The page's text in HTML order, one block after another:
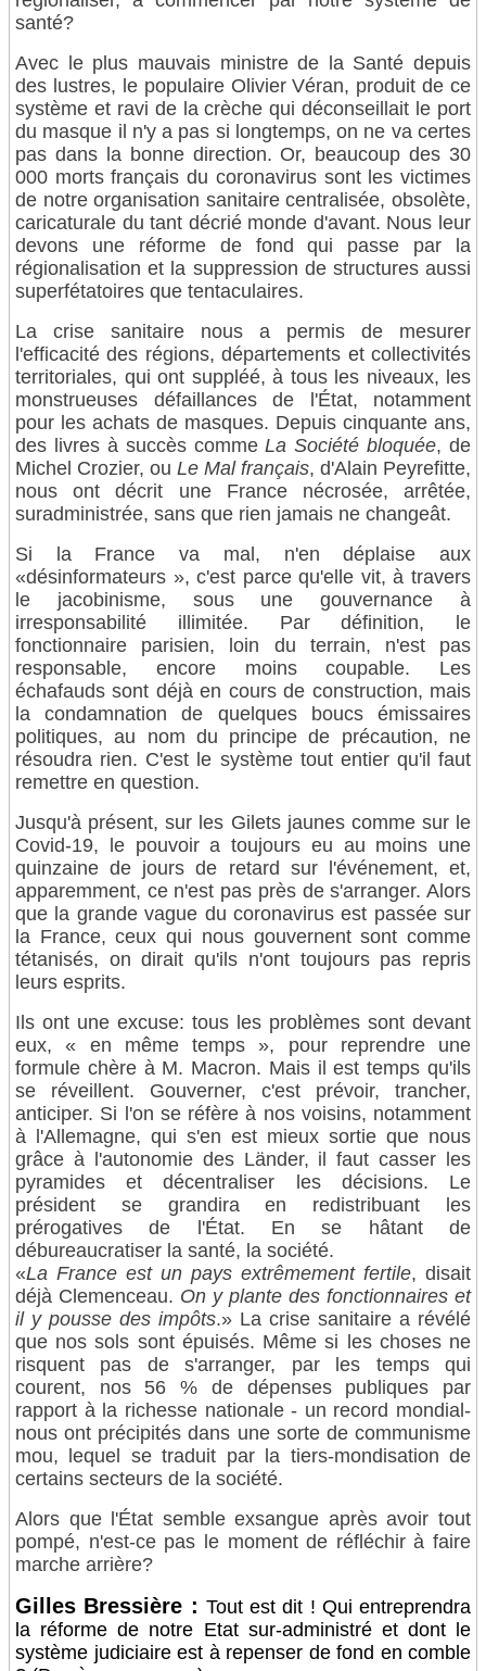
santé?
Avec le plus mauvais ministre de la Santé depuis
des lustres, le populaire Olivier Véran, produit de ce
système et ravi de la crèche qui déconseillait le port
du masque il n'y a pas si longtemps, on ne va certes
pas dans la bonne direction. Or, beaucoup des 30
000 morts français du coronavirus sont les victimes
de notre organisation sanitaire centralisée, obsolète,
caricaturale du tant décrié monde d'avant. Nous leur
devons une réforme de fond qui passe par la
régionalisation et la suppression de structures aussi
superfétatoires que tentaculaires.
La crise sanitaire nous a permis de mesurer
l'efficacité des régions, départements et collectivités
territoriales, qui ont suppléé, à tous les niveaux, les
monstrueuses défaillances de l'État, notamment
pour les achats de masques. Depuis cinquante ans,
des livres à succès commeLa Société bloquée, de
Michel Crozier, ou Le Mal français, d'Alain Peyrefitte,
nous ont décrit une France nécrosée, arrêtée,
suradministrée, sans que rien jamais ne changeât.
Si la France va mal, n'en déplaise aux
«désinformateurs », c'est parce qu'elle vit, à travers
le jacobinisme, sous une gouvernance à
irresponsabilité illimitée. Par définition, le
fonctionnaire parisien, loin du terrain, n'est pas
responsable, encore moins coupable. Les
échafauds sont déjà en cours de construction, mais
la condamnation de quelques boucs émissaires
politiques, au nom du principe de précaution, ne
résoudra rien. C'est le système tout entier qu'il faut
remettre en question.
Jusqu'à présent, sur les Gilets jaunes comme sur le
Covid-19, le pouvoir a toujours eu au moins une
quinzaine de jours de retard sur l'événement, et,
apparemment, ce n'est pas près de s'arranger. Alors
que la grande vague du coronavirus est passée sur
la France, ceux qui nous gouvernent sont comme
tétanisés, on dirait qu'ils n'ont toujours pas repris
leurs esprits.
Ils ont une excuse: tous les problèmes sont devant
eux, « en même temps », pour reprendre une
formule chère à M. Macron. Mais il est temps qu'ils
se réveillent. Gouverner, c'est prévoir, trancher,
anticiper. Si l'on se réfère à nos voisins, notamment
à l'Allemagne, qui s'en est mieux sortie que nous
grâce à l'autonomie des Länder, il faut casser les
pyramides et décentraliser les décisions. Le
président se grandira en redistribuant les
prérogatives de l'État. En se hâtant de
débureaucratiser la santé, la société.
«La France est un pays extrêmement fertile, disait
déjà Clemenceau. On y plante des fonctionnaires et
il y pousse des impôts.» La crise sanitaire a révélé
que nos sols sont épuisés. Même si les choses ne
risquent pas de s'arranger, par les temps qui
courent, nos 56 % de dépenses publiques par
rapport à la richesse nationale - un record mondial-
nous ont précipités dans une sorte de communisme
mou, lequel se traduit par la tiers-mondisation de
certains secteurs de la société.
Alors que l'État semble exsangue après avoir tout
pompé, n'est-ce pas le moment de réfléchir à faire
marche arrière?
Gilles Bressière : Tout est dit ! Qui entreprendra
la réforme de notre Etat sur-administré et dont le
système judiciaire est à repenser de fond en comble